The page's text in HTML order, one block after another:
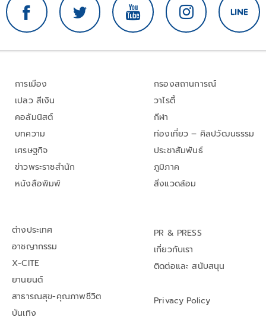
การเมือง
เปลว สีเงิน
คอลัมนิสต์
บทความ
เศรษฐกิจ
ข่าวพระราชสำนัก
หนังสือพิมพ์
กรองสถานการณ์
วาไรตี้
กีฬา
ท่องเที่ยว – ศิลปวัฒนธรรม
ประชาสัมพันธ์
ภูมิภาค
สิ่งแวดล้อม
ต่างประเทศ
อาชญากรรม
X-CITE
ยานยนต์
สาธารณสุข-คุณภาพชีวิต
บันเทิง
PR & PRESS
เกี่ยวกับเรา
ติดต่อและ สนับสนุน
Privacy Policy